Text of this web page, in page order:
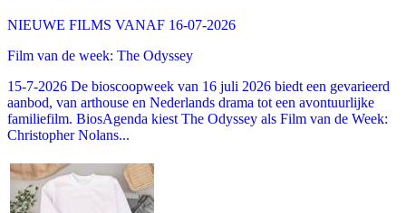
NIEUWE FILMS VANAF 16-07-2026
Film van de week: The Odyssey
15-7-2026 De bioscoopweek van 16 juli 2026 biedt een gevarieerd
aanbod, van arthouse en Nederlands drama tot een avontuurlijke
familiefilm. BiosAgenda kiest The Odyssey als Film van de Week:
Christopher Nolans...